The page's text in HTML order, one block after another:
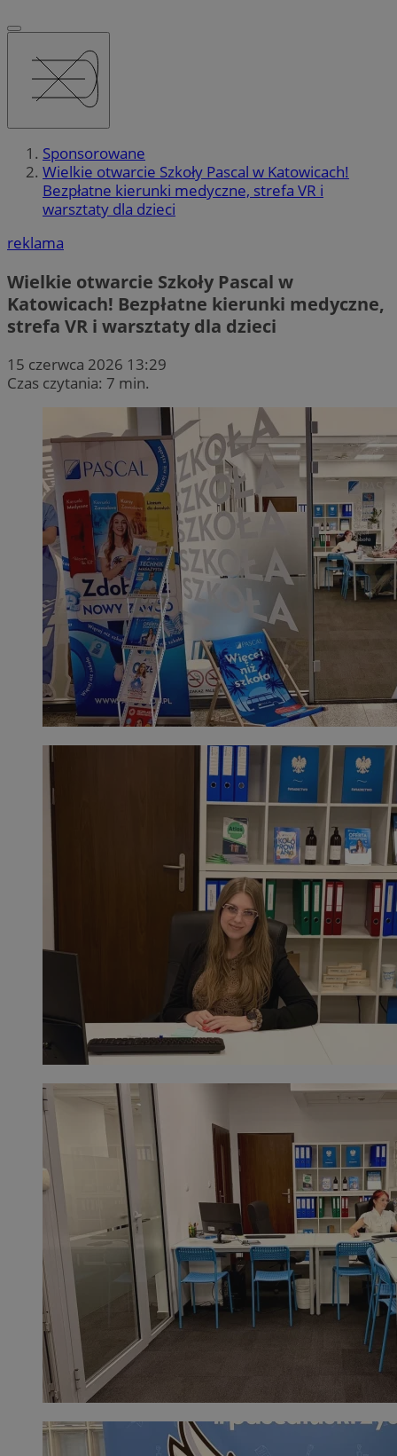
Sponsorowane
Wielkie otwarcie Szkoły Pascal w Katowicach!
Bezpłatne kierunki medyczne, strefa VR i
warsztaty dla dzieci
reklama
Wielkie otwarcie Szkoły Pascal w
Katowicach! Bezpłatne kierunki medyczne,
strefa VR i warsztaty dla dzieci
15 czerwca 2026 13:29
Czas czytania: 7 min.